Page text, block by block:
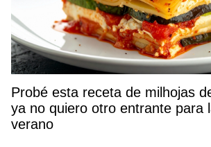
Probé esta receta de milhojas
ya no quiero otro entrante para
verano